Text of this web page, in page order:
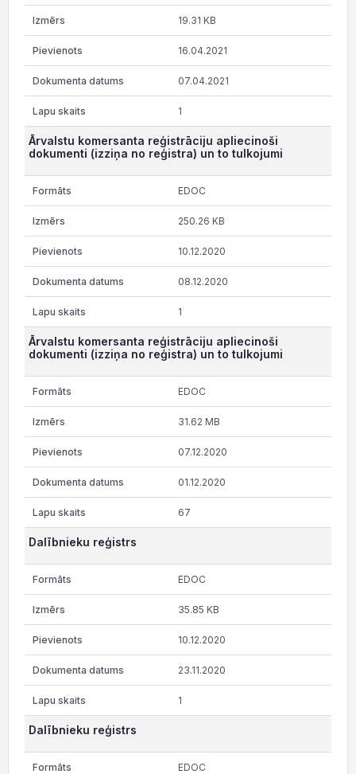
19.31 KB
16.04.2021
07.04.2021
1
Ārvalstu komersanta reģistrāciju apliecinoši
dokumenti (izziņa no reģistra) un to tulkojumi
EDOC
250.26 KB
10.12.2020
08.12.2020
1
Ārvalstu komersanta reģistrāciju apliecinoši
dokumenti (izziņa no reģistra) un to tulkojumi
EDOC
31.62 MB
07.12.2020
01.12.2020
67
Dalībnieku reģistrs
EDOC
35.85 KB
10.12.2020
23.11.2020
1
Dalībnieku reģistrs
EDOC